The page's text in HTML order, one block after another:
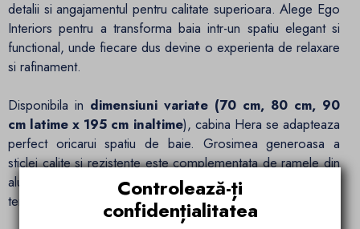
detalii si angajamentul pentru calitate superioara. Alege Ego
Interiors pentru a transforma baia intr-un spatiu elegant si
functional, unde fiecare dus devine o experienta de relaxare
si rafinament.
Disponibila in dimensiuni variate (70 cm, 80 cm, 90
cm latime x 195 cm inaltime), cabina Hera se adapteaza
perfect oricarui spatiu de baie. Grosimea generoasa a
sticlei calite si rezistente este complementata de ramele din
aluminiu durabil, garantand durabilitate si siguranta pe
termen lung.
Controlează-ți
confidențialitatea